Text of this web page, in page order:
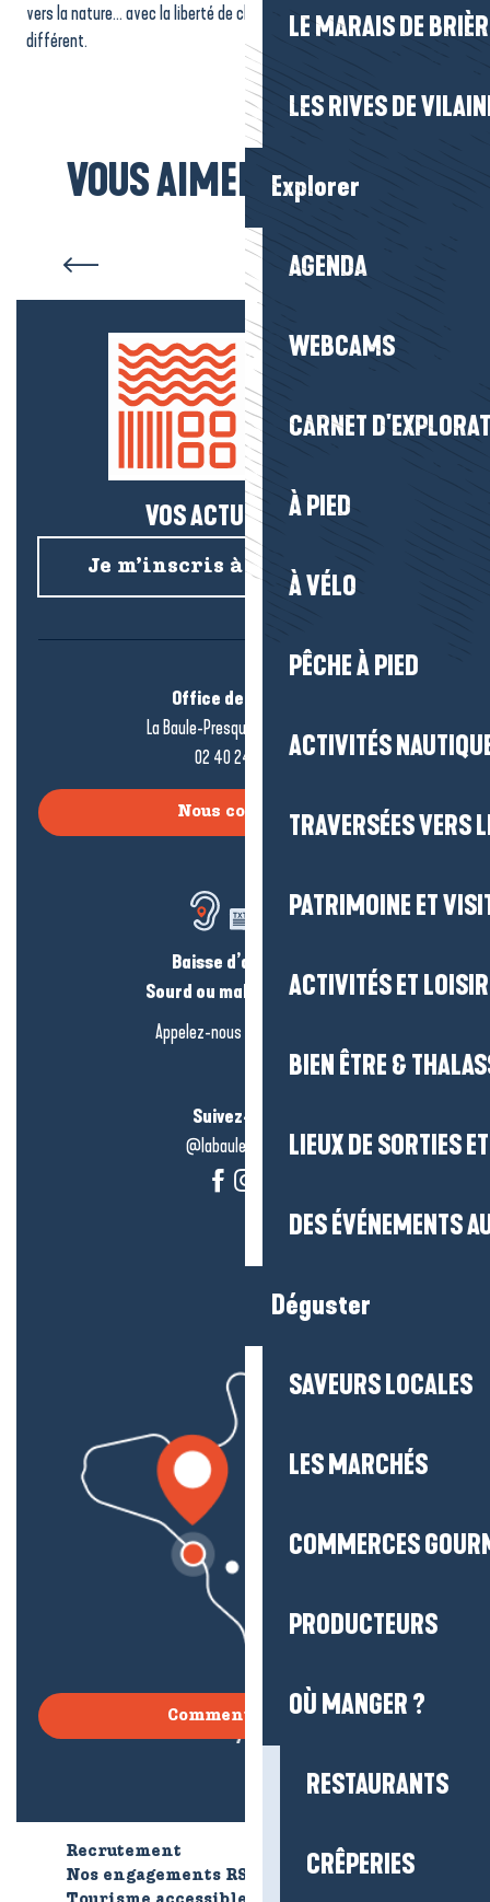
LE MARAIS DE
LES RIVES DE
Explorer
AGENDA
WEBCAMS
CARNET
À PIED
À VÉLO
PÊCHE À PIED
ACTIVITÉS
TRAVERSÉES VERS
PATRIMOINE ET
ACTIVITÉS ET
BIEN ÊTRE &
LIEUX DE SORTIES
DES ÉVÉNEMENTS
Déguster
SAVEURS LOCALES
LES MARCHÉS
COMMERCES
PRODUCTEURS
OÙ MANGER ?
RESTAURANTS
CRÊPERIES
vers la nature… avec la liberté de choisir chaque jour un décor
différent.
VOUS AIMEREZ AUSSI...
Visites Baludik et chasses au
trésor
VOS ACTUS SALÉES !
Je m’inscris à la newsletter
Office de tourisme
La Baule-Presqu’île de Guérande
02 40 24 34 44
Nous contacter
Baisse d’audition ?
Sourd ou malentendant ?
Appelez-nous en
Suivez-nous !
@labauleguérande
Comment venir ?
Recrutement
Qui sommes-nous ?
Nos engagements RSE